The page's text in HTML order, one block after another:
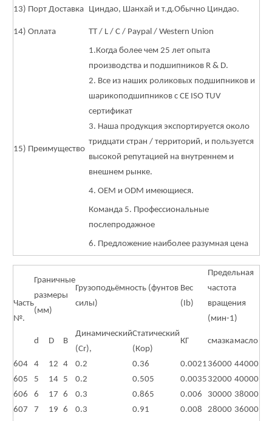
13) Порт Доставка Циндао, Шанхай и т.д.Обычно Циндао.
14) Оплата TT / L / C / Paypal / Western Union
15) Преимущество
1.Когда более чем 25 лет опыта
производства и подшипников R & D.
2. Все из наших роликовых подшипников и
шарикоподшипников с CE ISO TUV
сертификат
3. Наша продукция экспортируется около
тридцати стран / территорий, и пользуется
высокой репутацией на внутреннем и
внешнем рынке.
4. OEM и ODM имеющиеся.
Команда 5. Профессиональные
послепродажное
6. Предложение наиболее разумная цена
Часть
№.
Граничные
размеры
(мм)
Грузоподьёмность (фунтов
силы)
Вес
(Ib)
Предельная
частота
вращения
(мин-1)
d D В
Динамический
(Cr),
Статический
(Кор)
КГ смазкамасло
604 4 12 4 0.2 0.36 0.0021 36000 44000
605
5 14 5 0.2 0.505 0.0035 32000 40000
606
6 17 6 0.3 0.865 0.006 30000 38000
607
7 19 6 0.3 0.91 0.008 28000 36000